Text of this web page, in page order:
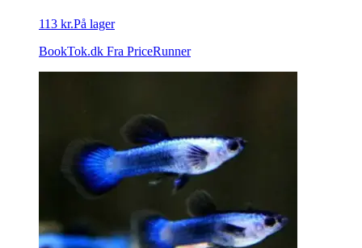
113 kr.På lager
BookTok.dk Fra PriceRunner